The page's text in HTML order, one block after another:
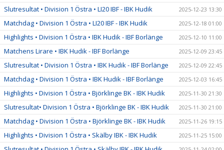
Slutresultat • Division 1 Östra • LI20 IBF - IBK Hudik 2025-12-23 13:30
Matchdag • Division 1 Östra • LI20 IBF - IBK Hudik 2025-12-18 01:00
Highlights • Division 1 Östra • IBK Hudik - IBF Borlänge 2025-12-10 11:00
Matchens Lirare • IBK Hudik - IBF Borlänge 2025-12-09 23:45
Slutresultat • Division 1 Östra • IBK Hudik - IBF Borlänge 2025-12-09 22:45
Matchdag • Division 1 Östra • IBK Hudik - IBF Borlänge 2025-12-03 16:45
Highlights • Division 1 Östra • Björklinge BK - IBK Hudik 2025-11-30 21:30
Slutresultat• Division 1 Östra • Björklinge BK - IBK Hudik 2025-11-30 21:00
Matchdag • Division 1 Östra • Björklinge BK - IBK Hudik 2025-11-26 19:15
Highlights • Division 1 Östra • Skälby IBK - IBK Hudik 2025-11-25 15:00